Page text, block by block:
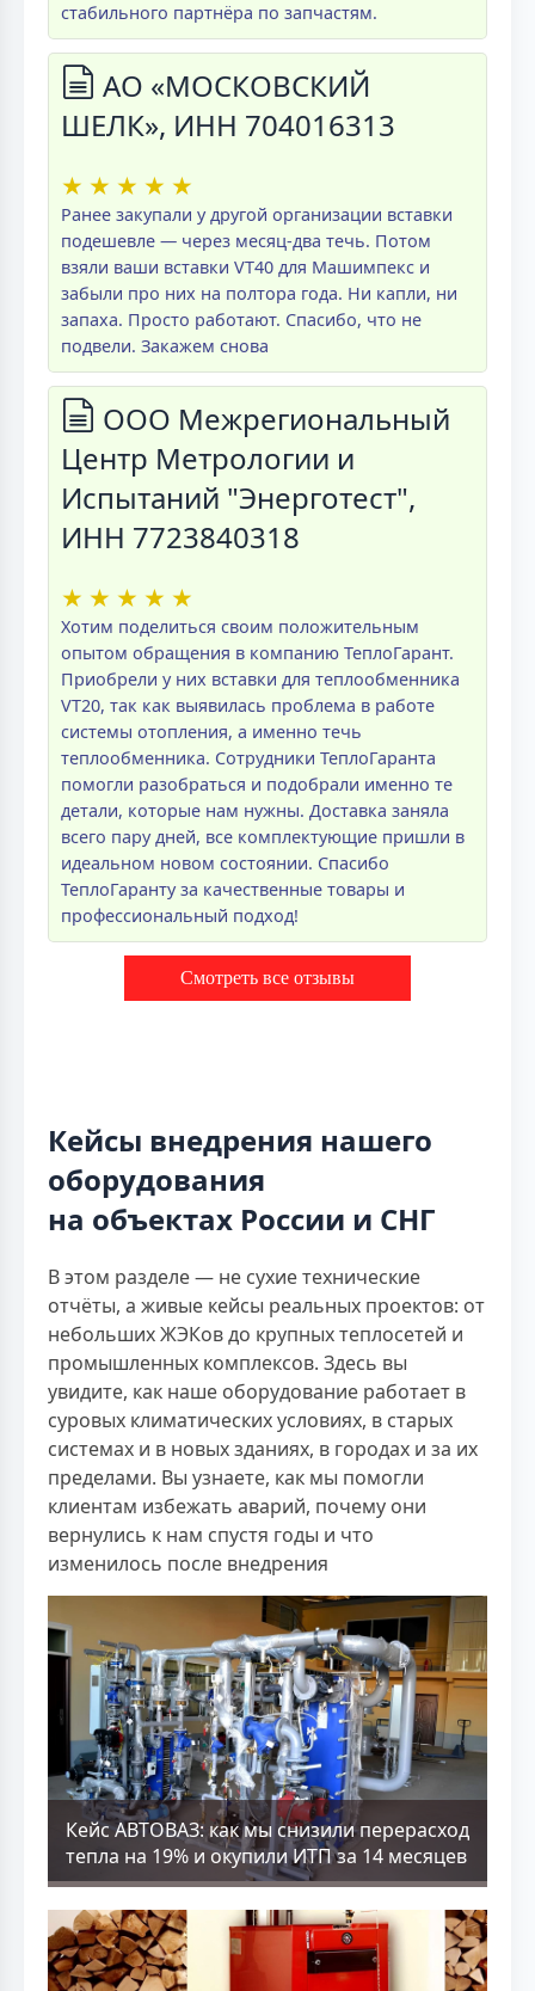
стабильного партнёра по запчастям.
АО «МОСКОВСКИЙ
ШЕЛК», ИНН 704016313
★ ★ ★ ★ ★
Ранее закупали у другой организации вставки
подешевле — через месяц-два течь. Потом
взяли ваши вставки VT40 для Машимпекс и
забыли про них на полтора года. Ни капли, ни
запаха. Просто работают. Спасибо, что не
подвели. Закажем снова
ООО Межрегиональный
Центр Метрологии и
Испытаний "Энерготест",
ИНН 7723840318
★ ★ ★ ★ ★
Хотим поделиться своим положительным
опытом обращения в компанию ТеплоГарант.
Приобрели у них вставки для теплообменника
VT20, так как выявилась проблема в работе
системы отопления, а именно течь
теплообменника. Сотрудники ТеплоГаранта
помогли разобраться и подобрали именно те
детали, которые нам нужны. Доставка заняла
всего пару дней, все комплектующие пришли в
идеальном новом состоянии. Спасибо
ТеплоГаранту за качественные товары и
профессиональный подход!
Смотреть все отзывы
Кейсы внедрения нашего
оборудования
на объектах России и СНГ
В этом разделе — не сухие технические
отчёты, а живые кейсы реальных проектов: от
небольших ЖЭКов до крупных теплосетей и
промышленных комплексов. Здесь вы
увидите, как наше оборудование работает в
суровых климатических условиях, в старых
системах и в новых зданиях, в городах и за их
пределами. Вы узнаете, как мы помогли
клиентам избежать аварий, почему они
вернулись к нам спустя годы и что
изменилось после внедрения
Кейс АВТОВАЗ: как мы снизили перерасход
тепла на 19% и окупили ИТП за 14 месяцев